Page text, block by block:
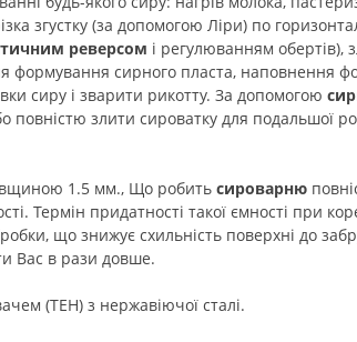
згустку (за допомогою Ліри) по
реверсом і регулюванням обертів),
формування сирного пласта, наповнення
сиру і зварити рикотту. За допомогою
злити сироватку для подальшої
1.5 мм., Що робить сироварню
Термін придатності такої ємності при
що знижує схильність поверхні до
Вас в рази довше.
(ТЕН) з нержавіючої сталі.